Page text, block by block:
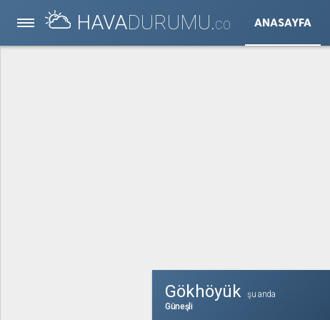
HAVADURUMU.CO ANASAYFA
Gökhöyük şu anda
Güneşli